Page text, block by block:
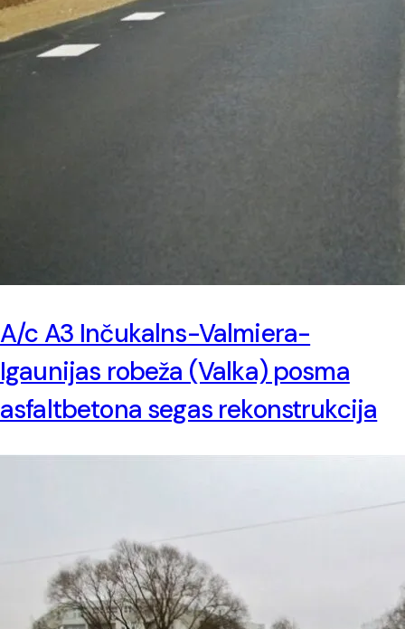
A/c A3 Inčukalns-Valmiera-
Igaunijas robeža (Valka) posma
asfaltbetona segas rekonstrukcija